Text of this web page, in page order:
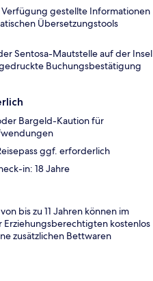
gestellte Informationen
Übersetzungstools
Sentosa-Mautstelle auf der Insel
Buchungsbestätigung
Bargeld-Kaution für
ggf. erforderlich
in: 18 Jahre
bis zu 11 Jahren können im
kostenlos
zusätzlichen Bettwaren